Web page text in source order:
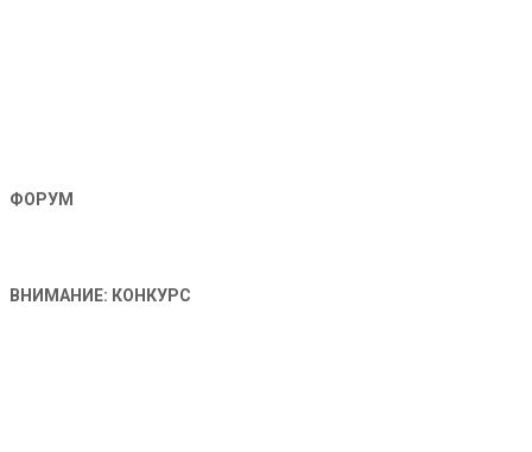
ФОРУМ
ВНИМАНИЕ: КОНКУРС